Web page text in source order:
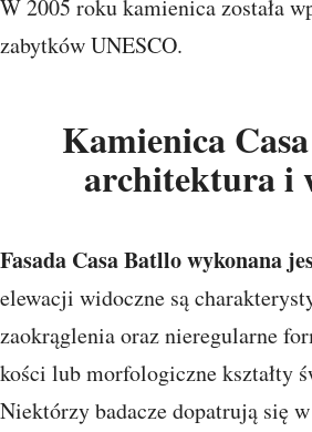
W 2005 roku kamienica została
zabytków UNESCO.
Kamienica
architektura i
Fasada Casa Batllo wykonana
elewacji widoczne są
zaokrąglenia oraz nieregularne
kości lub morfologiczne kształty
Niektórzy badacze dopatrują się